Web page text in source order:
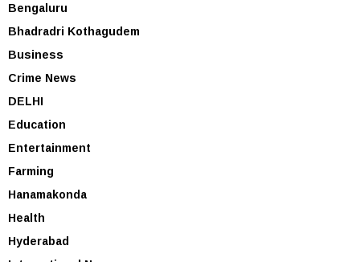
Bengaluru
Bhadradri Kothagudem
Business
Crime News
DELHI
Education
Entertainment
Farming
Hanamakonda
Health
Hyderabad